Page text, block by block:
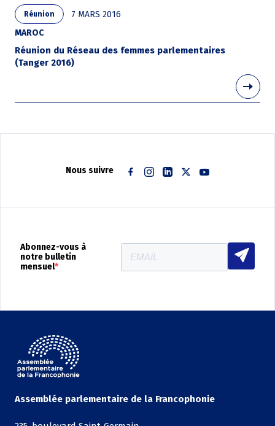
Réunion
7 MARS 2016
MAROC
Réunion du Réseau des femmes parlementaires
(Tanger 2016)
Nous suivre
Abonnez-vous à
notre bulletin
mensuel
Assemblée parlementaire de la Francophonie